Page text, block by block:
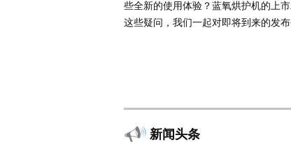
些全新的使用体验？蓝氧烘护机的上
这些疑问，我们一起对即将到来的发布
新闻头条